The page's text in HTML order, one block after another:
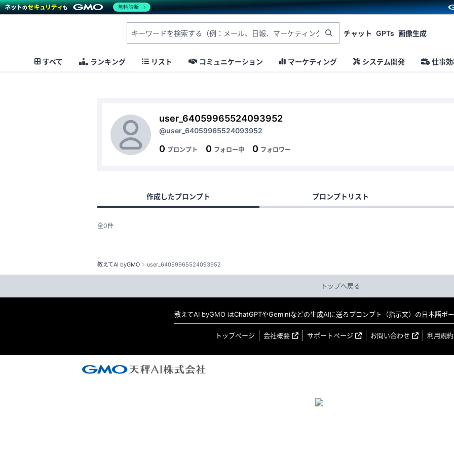
チャット GPTs 画像生成
すべて ランキング リスト コミュニケーション マーケティング システム開発 仕事
教えてAI byGMO user_64059965524093952
user_64059965524093952
@user_64059965524093952
0 プロンプト 0 フォロー中 0 フォロワー
作成したプロンプト プロンプトリスト
全0件
トップへ戻る
教えてAI byGMO はChatGPTやGeminiなどの生成AIに送るプロンプト（指示文）の日本語ポー
トップページ 会社概要 サポートページ お問い合わせ 利用規約
無料診断